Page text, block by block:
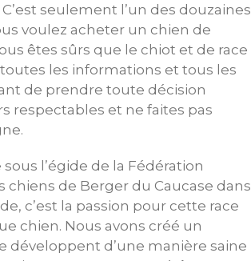
seulement l’un des douzaines
voulez acheter un chien de
êtes sûrs que le chiot et de race
les informations et tous les
de prendre toute décision
respectables et ne faites pas
l’égide de la Fédération
chiens de Berger du Caucase dans
c’est la passion pour cette race
chien. Nous avons créé un
développent d’une manière saine